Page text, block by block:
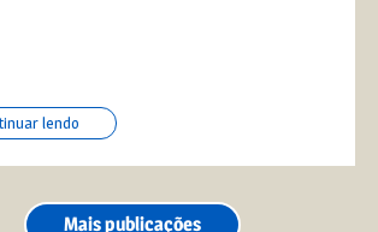
do hormônio de crescimento (GH),
é indispensável para…
lendo
Mais publicações